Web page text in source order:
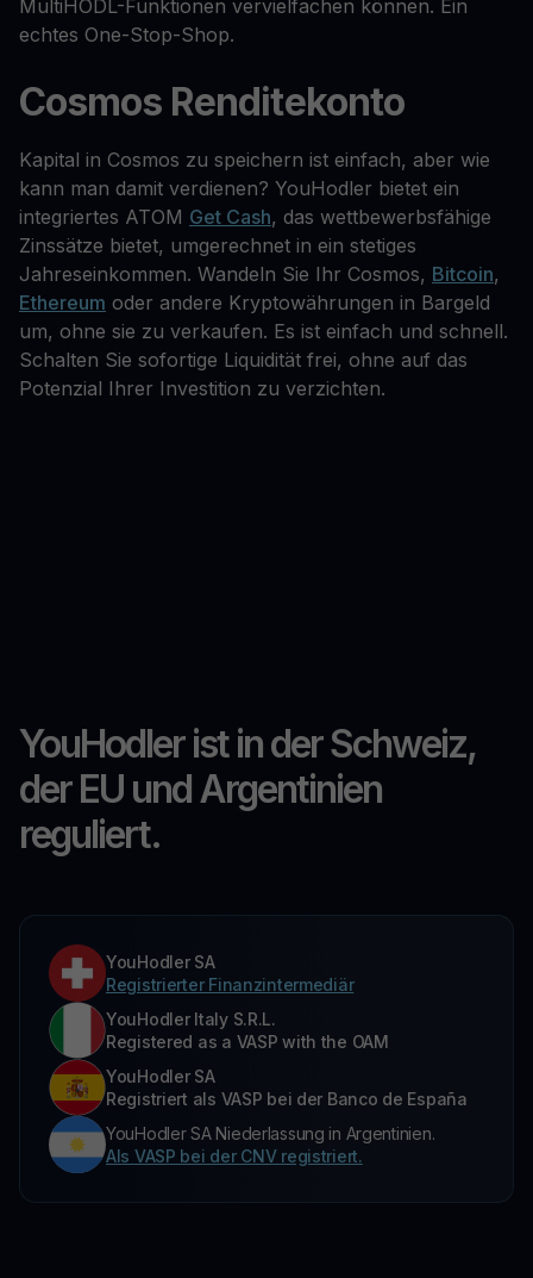
MultiHODL-Funktionen vervielfachen können. Ein
echtes One-Stop-Shop.
Cosmos Renditekonto
Kapital in Cosmos zu speichern ist einfach, aber wie
kann man damit verdienen? YouHodler bietet ein
integriertes ATOM Get Cash, das wettbewerbsfähige
Zinssätze bietet, umgerechnet in ein stetiges
Jahreseinkommen. Wandeln Sie Ihr Cosmos, Bitcoin,
Ethereum oder andere Kryptowährungen in Bargeld
um, ohne sie zu verkaufen. Es ist einfach und schnell.
Schalten Sie sofortige Liquidität frei, ohne auf das
Potenzial Ihrer Investition zu verzichten.
YouHodler ist in der Schweiz,
der EU und Argentinien
reguliert.
YouHodler SA
Registrierter Finanzintermediär
YouHodler Italy S.R.L.
Registered as a VASP with the OAM
YouHodler SA
Registriert als VASP bei der Banco de España
YouHodler SA Niederlassung in Argentinien.
Als VASP bei der CNV registriert.